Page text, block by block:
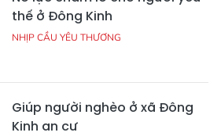
thế ở Đông Kinh
NHỊP CẦU YÊU THƯƠNG
Giúp người nghèo ở xã Đông
Kinh an cư